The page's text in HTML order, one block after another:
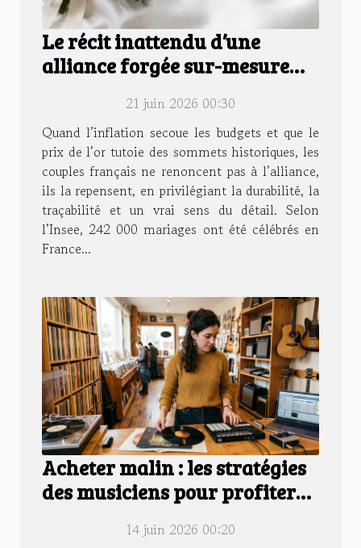
Le récit inattendu d’une
alliance forgée sur-mesure
21 juin 2026 00:30
Quand l’inflation secoue les budgets et que le
prix de l’or tutoie des sommets historiques, les
couples français ne renoncent pas à l’alliance,
ils la repensent, en privilégiant la durabilité, la
traçabilité et un vrai sens du détail. Selon
l’Insee, 242 000 mariages ont été célébrés en
France...
Acheter malin : les stratégies
des musiciens pour profiter
14 juin 2026 00:20